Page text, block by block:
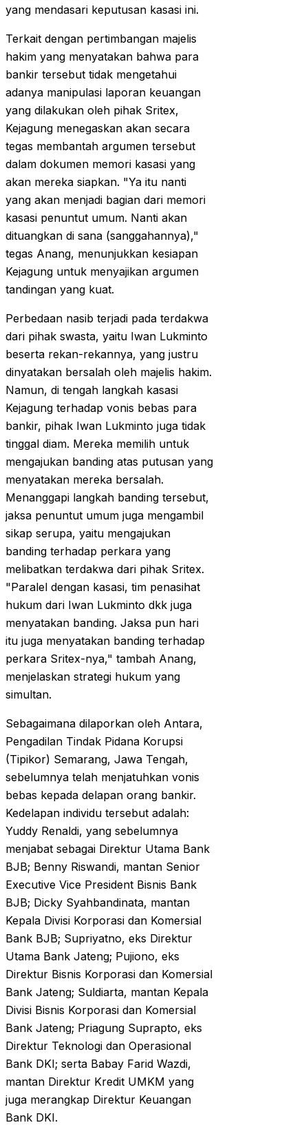
yang mendasari keputusan kasasi ini.
Terkait dengan pertimbangan majelis
hakim yang menyatakan bahwa para
bankir tersebut tidak mengetahui
adanya manipulasi laporan keuangan
yang dilakukan oleh pihak Sritex,
Kejagung menegaskan akan secara
tegas membantah argumen tersebut
dalam dokumen memori kasasi yang
akan mereka siapkan. "Ya itu nanti
yang akan menjadi bagian dari memori
kasasi penuntut umum. Nanti akan
dituangkan di sana (sanggahannya),"
tegas Anang, menunjukkan kesiapan
Kejagung untuk menyajikan argumen
tandingan yang kuat.
Perbedaan nasib terjadi pada terdakwa
dari pihak swasta, yaitu Iwan Lukminto
beserta rekan-rekannya, yang justru
dinyatakan bersalah oleh majelis hakim.
Namun, di tengah langkah kasasi
Kejagung terhadap vonis bebas para
bankir, pihak Iwan Lukminto juga tidak
tinggal diam. Mereka memilih untuk
mengajukan banding atas putusan yang
menyatakan mereka bersalah.
Menanggapi langkah banding tersebut,
jaksa penuntut umum juga mengambil
sikap serupa, yaitu mengajukan
banding terhadap perkara yang
melibatkan terdakwa dari pihak Sritex.
"Paralel dengan kasasi, tim penasihat
hukum dari Iwan Lukminto dkk juga
menyatakan banding. Jaksa pun hari
itu juga menyatakan banding terhadap
perkara Sritex-nya," tambah Anang,
menjelaskan strategi hukum yang
simultan.
Sebagaimana dilaporkan oleh Antara,
Pengadilan Tindak Pidana Korupsi
(Tipikor) Semarang, Jawa Tengah,
sebelumnya telah menjatuhkan vonis
bebas kepada delapan orang bankir.
Kedelapan individu tersebut adalah:
Yuddy Renaldi, yang sebelumnya
menjabat sebagai Direktur Utama Bank
BJB; Benny Riswandi, mantan Senior
Executive Vice President Bisnis Bank
BJB; Dicky Syahbandinata, mantan
Kepala Divisi Korporasi dan Komersial
Bank BJB; Supriyatno, eks Direktur
Utama Bank Jateng; Pujiono, eks
Direktur Bisnis Korporasi dan Komersial
Bank Jateng; Suldiarta, mantan Kepala
Divisi Bisnis Korporasi dan Komersial
Bank Jateng; Priagung Suprapto, eks
Direktur Teknologi dan Operasional
Bank DKI; serta Babay Farid Wazdi,
mantan Direktur Kredit UMKM yang
juga merangkap Direktur Keuangan
Bank DKI.